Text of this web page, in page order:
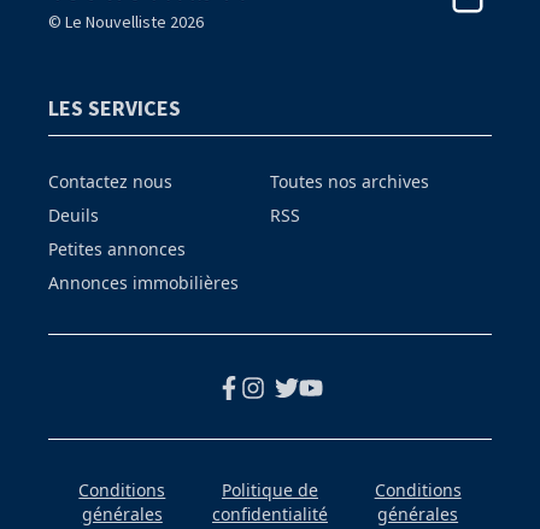
© Le Nouvelliste 2026
LES SERVICES
Contactez nous
Deuils
Petites annonces
Annonces immobilières
Toutes nos archives
RSS
Conditions
générales
Politique de
confidentialité
Conditions
générales